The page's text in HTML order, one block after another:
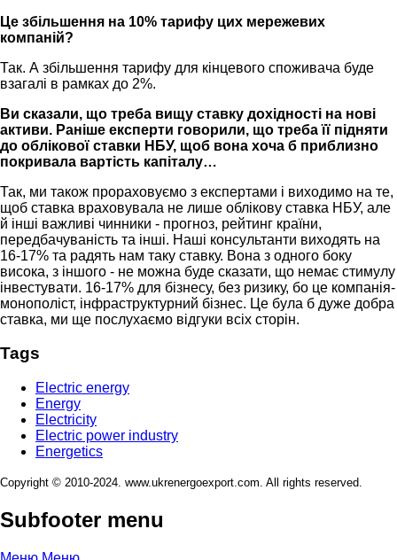
Це збільшення на 10% тарифу цих мережевих
компаній?
Так. А збільшення тарифу для кінцевого споживача буде
взагалі в рамках до 2%.
Ви сказали, що треба вищу ставку дохідності на нові
активи. Раніше експерти говорили, що треба її підняти
до облікової ставки НБУ, щоб вона хоча б приблизно
покривала вартість капіталу…
Так, ми також прораховуємо з експертами і виходимо на те,
щоб ставка враховувала не лише облікову ставка НБУ, але
й інші важливі чинники - прогноз, рейтинг країни,
передбачуваність та інші. Наші консультанти виходять на
16-17% та радять нам таку ставку. Вона з одного боку
висока, з іншого - не можна буде сказати, що немає стимулу
інвестувати. 16-17% для бізнесу, без ризику, бо це компанія-
монополіст, інфраструктурний бізнес. Це була б дуже добра
ставка, ми ще послухаємо відгуки всіх сторін.
Tags
Electric energy
Energy
Electricity
Electric power industry
Energetics
Copyright © 2010-2024. www.ukrenergoexport.com. All rights reserved.
Subfooter menu